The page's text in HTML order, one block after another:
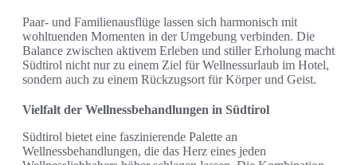
Paar- und Familienausflüge lassen sich harmonisch mit
wohltuenden Momenten in der Umgebung verbinden. Die
Balance zwischen aktivem Erleben und stiller Erholung macht
Südtirol nicht nur zu einem Ziel für Wellnessurlaub im Hotel,
sondern auch zu einem Rückzugsort für Körper und Geist.
Vielfalt der Wellnessbehandlungen in Südtirol
Südtirol bietet eine faszinierende Palette an
Wellnessbehandlungen, die das Herz eines jeden